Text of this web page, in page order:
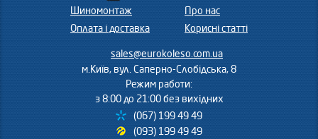
Шиномонтаж
Оплата і доставка
Про нас
Корисні статті
sales@eurokoleso.com.ua
м.Київ, вул. Саперно-Слобідська, 8
Режим работи:
з 8:00 до 21:00 без вихідних
(067) 199 49 49
(093) 199 49 49